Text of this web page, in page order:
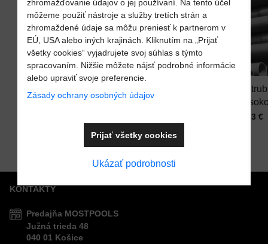
VAŠA OTÁZKA K PRODUKTU
Odoslať
hydromasážna
Pridať k Obľúbeným
vtoková tryska
MULTIFLOW
10% Pridať k
D50
Cena
5,13 €
KONTAKTY
Predajňa MOSTPOOLS
Južná trieda 48
040 01 Košice
zhromažďovanie údajov o jej používaní. Na tento účel
môžeme použiť nástroje a služby tretích strán a
zhromaždené údaje sa môžu preniesť k partnerom v
EÚ, USA alebo iných krajinách. Kliknutím na „Prijať
všetky cookies“ vyjadrujete svoj súhlas s týmto
spracovaním. Nižšie môžete nájsť podrobné informácie
alebo upraviť svoje preferencie.
Zásady ochrany osobných údajov
Ukázať podrobnosti
Prijať všetky cookies